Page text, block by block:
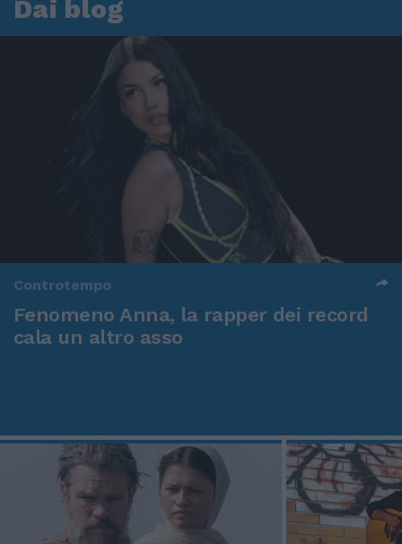
Dai blog
Controtempo
Fenomeno Anna, la rapper dei record
cala un altro asso